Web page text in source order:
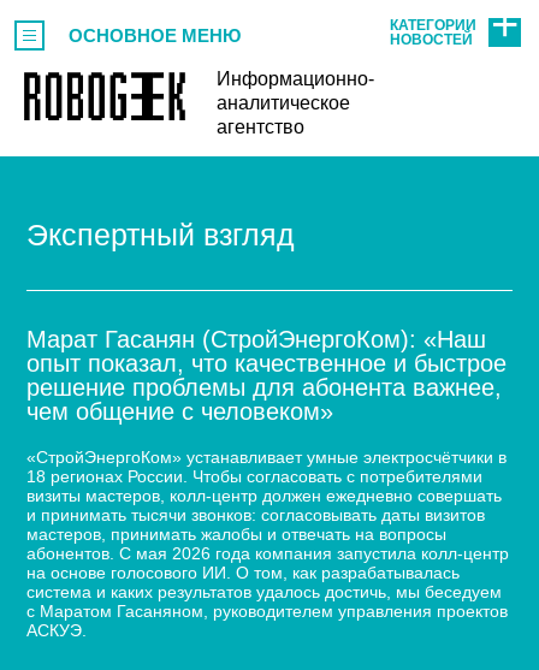
Информационно-
аналитическое
агентство
ОСНОВНОЕ МЕНЮ
КАТЕГОРИИ
НОВОСТЕЙ
Экспертный взгляд
Марат Гасанян (СтройЭнергоКом): «Наш
опыт показал, что качественное и быстрое
решение проблемы для абонента важнее,
чем общение с человеком»
«СтройЭнергоКом» устанавливает умные электросчётчики в
18 регионах России. Чтобы согласовать с потребителями
визиты мастеров, колл-центр должен ежедневно совершать
и принимать тысячи звонков: согласовывать даты визитов
мастеров, принимать жалобы и отвечать на вопросы
абонентов. С мая 2026 года компания запустила колл-центр
на основе голосового ИИ. О том, как разрабатывалась
система и каких результатов удалось достичь, мы беседуем
с Маратом Гасаняном, руководителем управления проектов
АСКУЭ.